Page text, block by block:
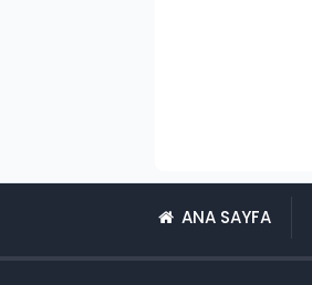
ANA SAYFA